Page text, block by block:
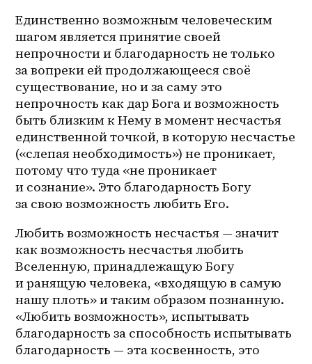
Единственно возможным человеческим
шагом является принятие своей
непрочности и благодарность не только
за вопреки ей продолжающееся своё
существование, но и за саму это
непрочность как дар Бога и возможность
быть близким к Нему в момент несчастья
единственной точкой, в которую несчастье
(«слепая необходимость») не проникает,
потому что туда «не проникает
и сознание». Это благодарность Богу
за свою возможность любить Его.
Любить возможность несчастья — значит
как возможность несчастья любить
Вселенную, принадлежащую Богу
и ранящую человека, «входящую в самую
нашу плоть» и таким образом познанную.
«Любить возможность», испытывать
благодарность за способность испытывать
благодарность — эта косвенность, это